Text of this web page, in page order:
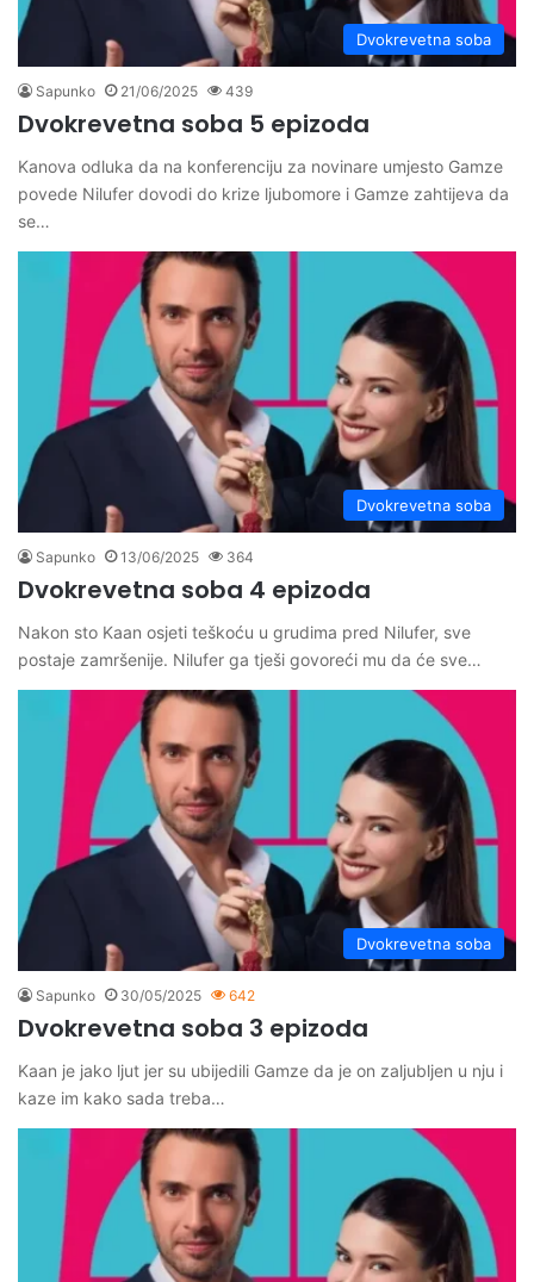
Dvokrevetna soba
Sapunko 21/06/2025 439
Dvokrevetna soba 5 epizoda
Kanova odluka da na konferenciju za novinare umjesto Gamze
povede Nilufer dovodi do krize ljubomore i Gamze zahtijeva da
se…
Dvokrevetna soba
Sapunko 13/06/2025 364
Dvokrevetna soba 4 epizoda
Nakon sto Kaan osjeti teškoću u grudima pred Nilufer, sve
postaje zamršenije. Nilufer ga tješi govoreći mu da će sve…
Dvokrevetna soba
Sapunko 30/05/2025 642
Dvokrevetna soba 3 epizoda
Kaan je jako ljut jer su ubijedili Gamze da je on zaljubljen u nju i
kaze im kako sada treba…